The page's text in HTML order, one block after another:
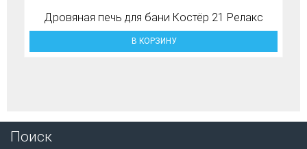
Дровяная печь для бани Костёр 21 Релакс
В КОРЗИНУ
Поиск